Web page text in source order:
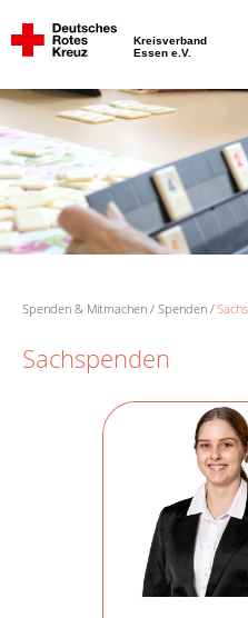
Kreisverband
Essen e.V.
Spenden & Mitmachen Spenden
Sachspenden